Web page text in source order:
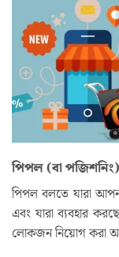
পিপল (বা পজিশনিং)
পিপল বলতে যারা
এবং যারা ব্যবহার
লোকজন নিয়োগ করা আর